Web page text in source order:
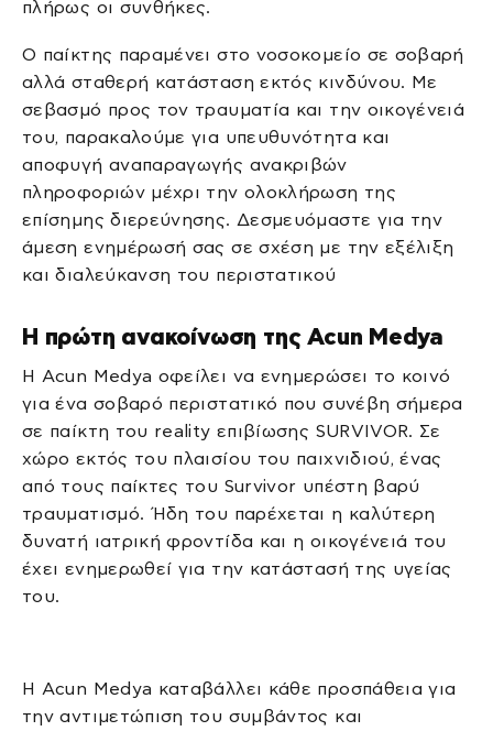
πλήρως οι συνθήκες.
Ο παίκτης παραμένει στο νοσοκομείο σε σοβαρή
αλλά σταθερή κατάσταση εκτός κινδύνου. Με
σεβασμό προς τον τραυματία και την οικογένειά
του, παρακαλούμε για υπευθυνότητα και
αποφυγή αναπαραγωγής ανακριβών
πληροφοριών μέχρι την ολοκλήρωση της
επίσημης διερεύνησης. Δεσμευόμαστε για την
άμεση ενημέρωσή σας σε σχέση με την εξέλιξη
και διαλεύκανση του περιστατικού
Η πρώτη ανακοίνωση της Acun Medya
Η Acun Medya οφείλει να ενημερώσει το κοινό
για ένα σοβαρό περιστατικό που συνέβη σήμερα
σε παίκτη του reality επιβίωσης SURVIVOR. Σε
χώρο εκτός του πλαισίου του παιχνιδιού, ένας
από τους παίκτες του Survivor υπέστη βαρύ
τραυματισμό. Ήδη του παρέχεται η καλύτερη
δυνατή ιατρική φροντίδα και η οικογένειά του
έχει ενημερωθεί για την κατάστασή της υγείας
του.
Η Acun Medya καταβάλλει κάθε προσπάθεια για
την αντιμετώπιση του συμβάντος και